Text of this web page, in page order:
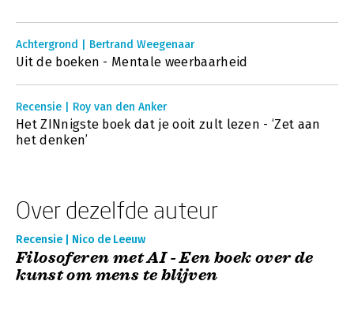
Achtergrond | Bertrand Weegenaar
Uit de boeken - Mentale weerbaarheid
Recensie | Roy van den Anker
Het ZINnigste boek dat je ooit zult lezen - ‘Zet aan
het denken’
Over dezelfde auteur
Recensie | Nico de Leeuw
Filosoferen met AI - Een boek over de
kunst om mens te blijven